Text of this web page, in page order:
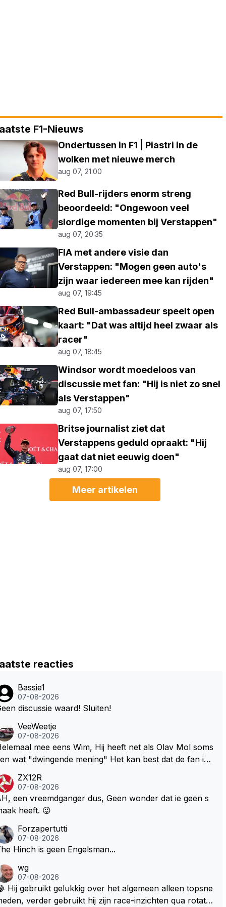
F1-Nieuws
Ondertussen in F1 | Piastri in de
wolken met nieuwe merch
aug 07, 21:00
Red Bull-rijders enorm streng
beoordeeld: "Ongewoon veel
slordige momenten bij Verstappen"
aug 07, 20:35
FIA met andere visie dan
Verstappen: "Mogen geen auto's
zijn waar iedereen mee kan rijden"
aug 07, 19:45
Red Bull-ambassadeur speelt open
kaart: "Dat was altijd heel zwaar als
racer"
aug 07, 18:45
Windsor wordt moedeloos van
discussie met fan: "Hij is niet zo snel
als Verstappen"
aug 07, 17:50
Britse journalist ziet dat
Verstappens geduld opraakt: "Hij
gaat dat niet eeuwig doen"
aug 07, 17:00
Meer artikelen
reacties
Bassie1
07-08-2026
discussie waard! Sluiten!
VeeWeetje
07-08-2026
mee eens Wim, Hij heeft net als Olav Mol soms
wat "dwingende mening" Het kan best dat de fan in
te roepen. Maar in een tijd zonder races zijn dit leuke
ZX12R
07-08-2026
een vreemdganger dus, Geen wonder dat ie geen s
heeft. 😜
Forzapertutti
07-08-2026
Hinch is geen Engelsman...
wg
07-08-2026
Hij gebruikt gelukkig over het algemeen alleen topsne
verder gebruikt hij zijn race-inzichten qua rotati